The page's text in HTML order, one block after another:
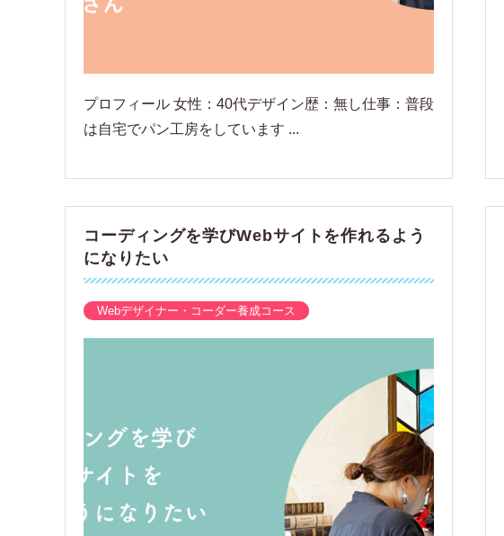
プロフィール 女性：40代デザイン歴：無し仕事：普段
は自宅でパン工房をしています ...
コーディングを学びWebサイトを作れるよう
になりたい
Webデザイナー・コーダー養成コース